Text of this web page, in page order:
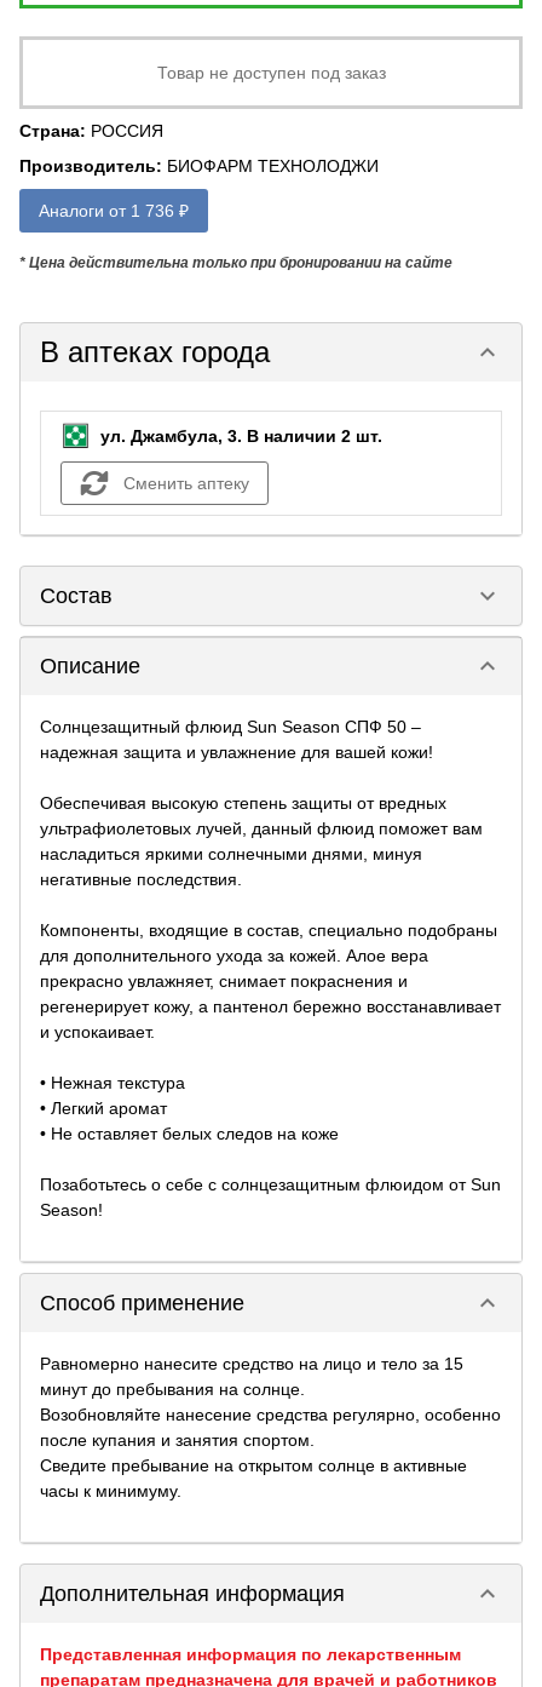
Товар не доступен под заказ
Страна: РОССИЯ
Производитель: БИОФАРМ ТЕХНОЛОДЖИ
Аналоги от 1 736 ₽
* Цена действительна только при бронировании на сайте
В аптеках города keyboard_arrow_down
ул. Джамбула, 3. В наличии 2 шт.
Сменить аптеку
Состав keyboard_arrow_down
Описание keyboard_arrow_down
Солнцезащитный флюид Sun Season СПФ 50 –
надежная защита и увлажнение для вашей кожи!
Обеспечивая высокую степень защиты от вредных
ультрафиолетовых лучей, данный флюид поможет вам
насладиться яркими солнечными днями, минуя
негативные последствия.
Компоненты, входящие в состав, специально подобраны
для дополнительного ухода за кожей. Алое вера
прекрасно увлажняет, снимает покраснения и
регенерирует кожу, а пантенол бережно восстанавливает
и успокаивает.
• Нежная текстура
• Легкий аромат
• Не оставляет белых следов на коже
Позаботьтесь о себе с солнцезащитным флюидом от Sun
Season!
Способ применение keyboard_arrow_down
Равномерно нанесите средство на лицо и тело за 15
минут до пребывания на солнце.
Возобновляйте нанесение средства регулярно, особенно
после купания и занятия спортом.
Сведите пребывание на открытом солнце в активные
часы к минимуму.
Дополнительная информация keyboard_arrow_down
Представленная информация по лекарственным
препаратам предназначена для врачей и работников